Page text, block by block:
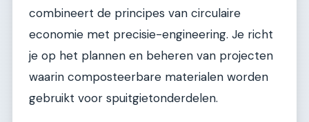
combineert de principes van circulaire
economie met precisie-engineering. Je richt
je op het plannen en beheren van projecten
waarin composteerbare materialen worden
gebruikt voor spuitgietonderdelen.